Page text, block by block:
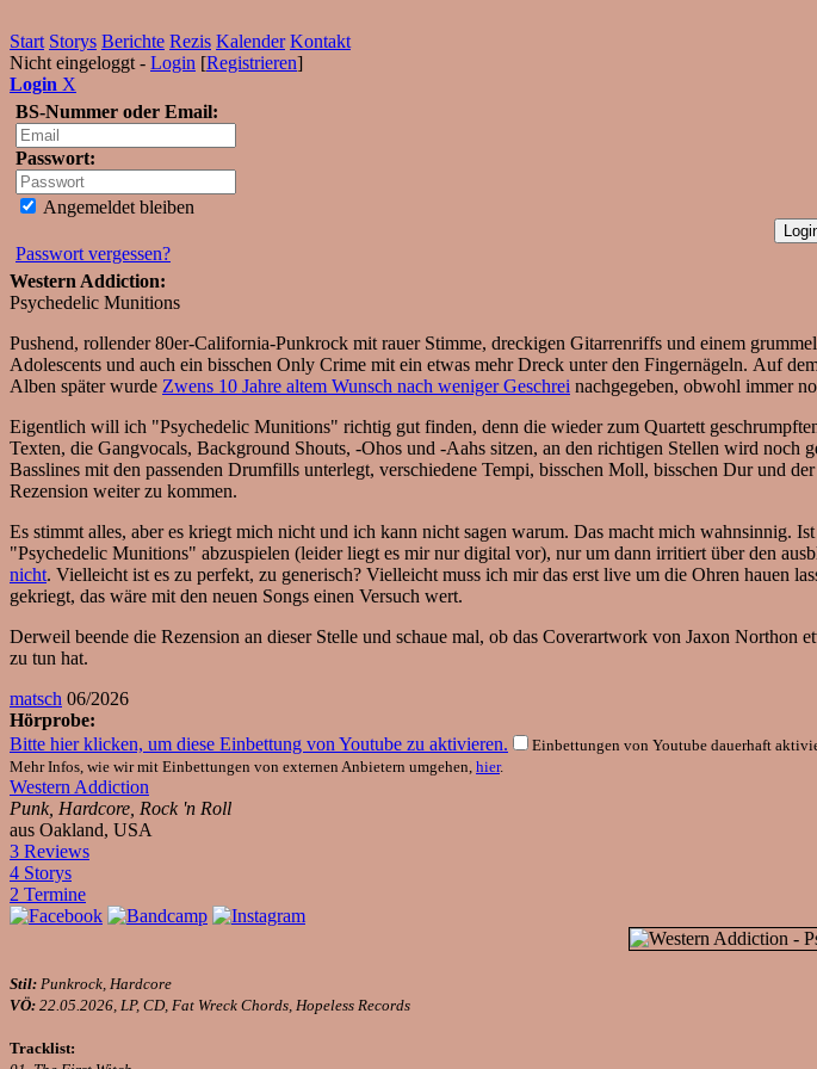
Start Storys Berichte Rezis Kalender Kontakt
Nicht eingeloggt - Login [Registrieren]
Login X
BS-Nummer oder Email:
Passwort:
Angemeldet bleiben
Passwort vergessen?
Western Addiction:
Psychedelic Munitions
Pushend, rollender 80er-California-Punkrock mit rauer Stimme, dreckigen Gitarrenriffs und einem
Adolescents und auch ein bisschen Only Crime mit ein etwas mehr Dreck unter den Fingernägeln. Auf
Alben später wurde Zwens 10 Jahre altem Wunsch nach weniger Geschrei nachgegeben, obwohl immer
Eigentlich will ich "Psychedelic Munitions" richtig gut finden, denn die wieder zum Quartett
Texten, die Gangvocals, Background Shouts, -Ohos und -Aahs sitzen, an den richtigen Stellen wird
Basslines mit den passenden Drumfills unterlegt, verschiedene Tempi, bisschen Moll, bisschen Dur und
Rezension weiter zu kommen.
Es stimmt alles, aber es kriegt mich nicht und ich kann nicht sagen warum. Das macht mich
"Psychedelic Munitions" abzuspielen (leider liegt es mir nur digital vor), nur um dann irritiert über den
nicht. Vielleicht ist es zu perfekt, zu generisch? Vielleicht muss ich mir das erst live um die Ohren hauen
gekriegt, das wäre mit den neuen Songs einen Versuch wert.
Derweil beende die Rezension an dieser Stelle und schaue mal, ob das Coverartwork von Jaxon
zu tun hat.
matsch 06/2026
Hörprobe:
Bitte hier klicken, um diese Einbettung von Youtube zu aktivieren.
Einbettungen von Youtube dauerhaft
Mehr Infos, wie wir mit Einbettungen von externen Anbietern umgehen, hier.
Western Addiction
Punk, Hardcore, Rock 'n Roll
aus Oakland, USA
3 Reviews
4 Storys
2 Termine
Stil: Punkrock, Hardcore
VÖ: 22.05.2026, LP, CD, Fat Wreck Chords, Hopeless Records
Tracklist: